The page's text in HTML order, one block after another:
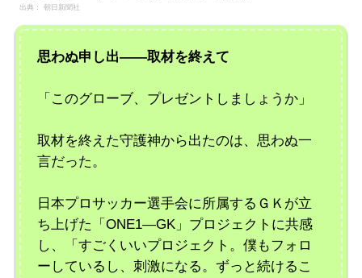
出典： 朝日新聞社
思わぬ申し出――取材を終えて
「このグローブ、プレゼントしましょうか」
取材を終えた守護神から出たのは、思わぬ一
言だった。
日本プロサッカー選手会に所属するＧＫが立
ち上げた「ONE1―GK」プロジェクトに共感
し、「すごくいいプロジェクト。僕もフォロ
ーしているし、刺激になる。ずっと続けるこ